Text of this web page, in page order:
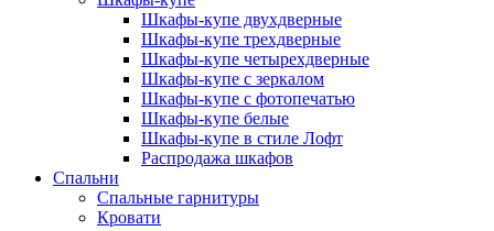
Шкафы-купе двухдверные
Шкафы-купе трехдверные
Шкафы-купе четырехдверные
Шкафы-купе с зеркалом
Шкафы-купе с фотопечатью
Шкафы-купе белые
Шкафы-купе в стиле Лофт
Распродажа шкафов
Спальни
Спальные гарнитуры
Кровати